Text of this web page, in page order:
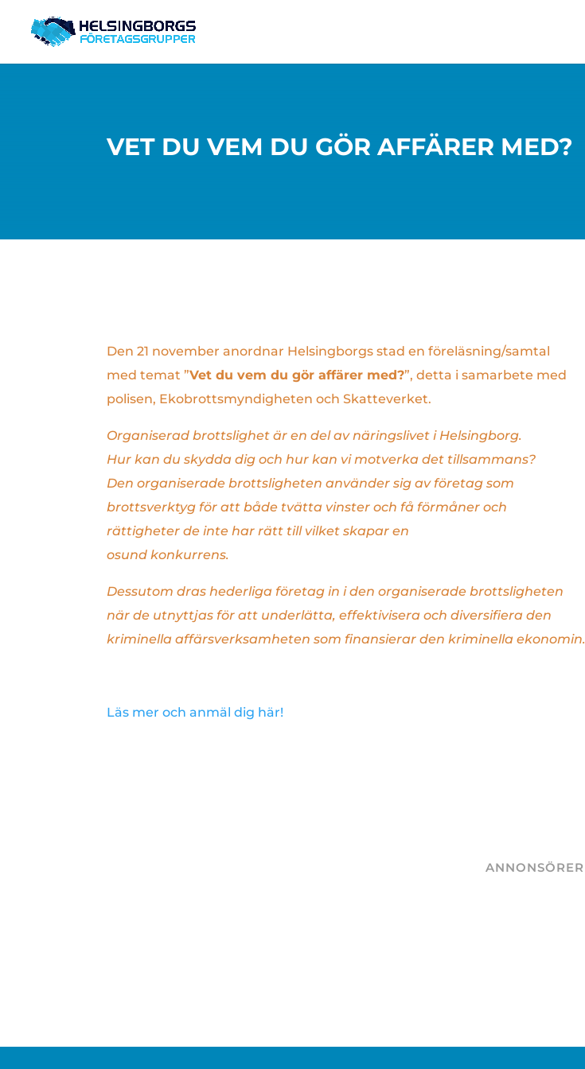
VET DU VEM DU GÖR AFFÄRER MED?
Den 21 november anordnar Helsingborgs stad en föreläsning/samtal
med temat ”Vet du vem du gör affärer med?”, detta i samarbete med
polisen, Ekobrottsmyndigheten och Skatteverket.
Organiserad brottslighet är en del av näringslivet i Helsingborg.
Hur kan du skydda dig och hur kan vi motverka det tillsammans?
Den organiserade brottsligheten använder sig av företag som
brottsverktyg för att både tvätta vinster och få förmåner och
rättigheter de inte har rätt till vilket skapar en
osund konkurrens.
Dessutom dras hederliga företag in i den organiserade brottsligheten
när de utnyttjas för att underlätta, effektivisera och diversifiera den
kriminella affärsverksamheten som finansierar den kriminella ekonomin.
Läs mer och anmäl dig här!
ANNONSÖRER